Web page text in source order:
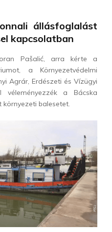
állásfoglalást
kapcsolatban
Pašalić, arra kérte a
a Környezetvédelmi
Agrár, Erdészeti és Vízügyi
véleményezzék a Bácska
balesetet.